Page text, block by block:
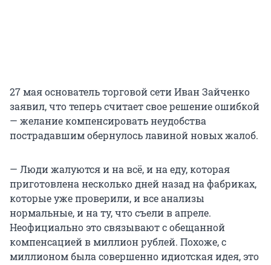
27 мая основатель торговой сети Иван Зайченко
заявил, что теперь считает свое решение ошибкой
— желание компенсировать неудобства
пострадавшим обернулось лавиной новых жалоб.
— Люди жалуются и на всё, и на еду, которая
приготовлена несколько дней назад на фабриках,
которые уже проверили, и все анализы
нормальные, и на ту, что съели в апреле.
Неофициально это связывают с обещанной
компенсацией в миллион рублей. Похоже, с
миллионом была совершенно идиотская идея, это